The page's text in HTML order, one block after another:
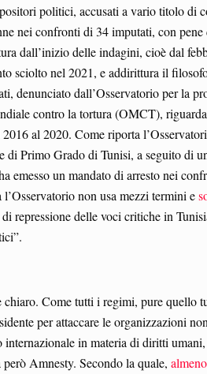
politici, accusati a vario titolo
nei confronti di 34 imputati, con
dall’inizio delle indagini, cioè dal
sciolto nel 2021, e addirittura il
denunciato dall’Osservatorio per la
contro la tortura (OMCT),
al 2020. Come riporta
Primo Grado di Tunisi, a seguito di
emesso un mandato di arresto nei
non usa mezzi termini e
repressione delle voci critiche in
Come tutti i regimi, pure
per attaccare le organizzazioni
in materia di diritti
Amnesty. Secondo la quale,